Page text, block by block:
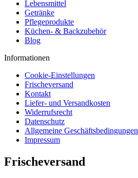
Lebensmittel
Getränke
Pflegeprodukte
Küchen- & Backzubehör
Blog
Informationen
Cookie-Einstellungen
Frischeversand
Kontakt
Liefer- und Versandkosten
Widerrufsrecht
Datenschutz
Allgemeine Geschäftsbedingungen
Impressum
Frischeversand